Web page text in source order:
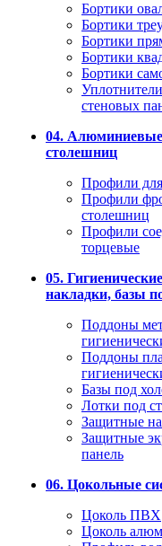
Бортики
Бортики
Бортики
Бортики
Бортики
стеновых
04.
столешниц
Профили
Профили
столешниц
Профили
торцевые
05.
накладки, базы
Поддоны
Поддоны
Базы под
Лотки под
Защитные
Защитные
панель
06. Цокольные
Цоколь ПВХ
Цоколь